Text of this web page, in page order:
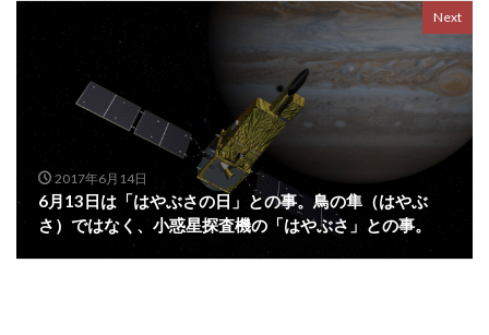
Next
2017年6月14日
6月13日は「はやぶさの日」との事。鳥の隼（はやぶ
さ）ではなく、小惑星探査機の「はやぶさ」との事。